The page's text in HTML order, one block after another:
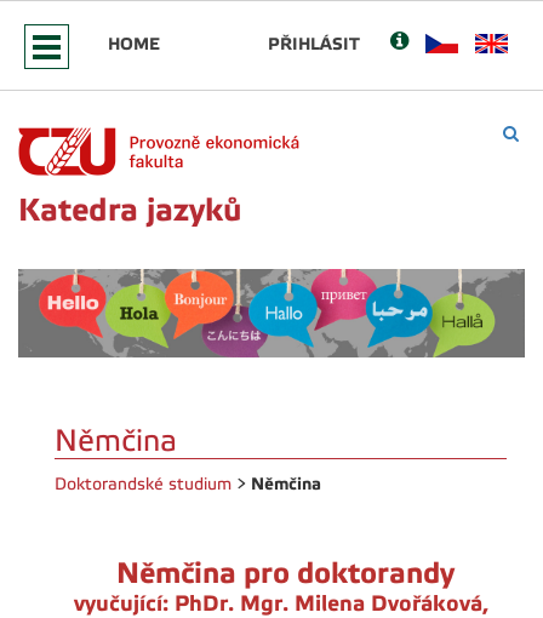
HOME PŘIHLÁSIT
Katedra jazyků
Němčina
Doktorandské studium > Němčina
Němčina pro doktorandy
vyučující: PhDr. Mgr. Milena Dvořáková,